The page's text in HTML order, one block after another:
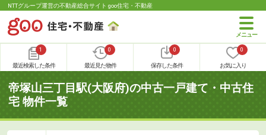
NTTグループ運営の不動産総合サイト goo住宅・不動産
1
最近検索した条件
0
最近見た物件
0
保存した条件
0
お気に入り
帝塚山三丁目駅(大阪府)の中古一戸建て・中古住
宅 物件一覧